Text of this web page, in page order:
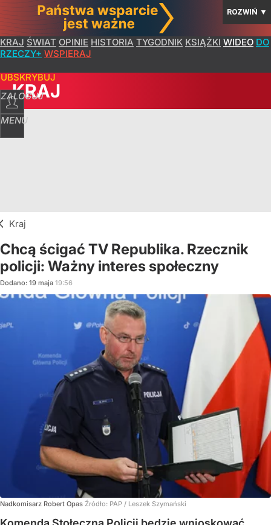
ROZWIŃ ▼
KRAJ ŚWIAT OPINIE HISTORIA TYGODNIK KSIĄŻKI WIDEO DO
RZECZY+ WSPIERAJ
ZALOGUJ
MENU
KRAJ
Kraj
Chcą ścigać TV Republika. Rzecznik
policji: Ważny interes społeczny
Dodano: 19 maja 19:56
Nadkomisarz Robert Opas Źródło: PAP / Leszek Szymański